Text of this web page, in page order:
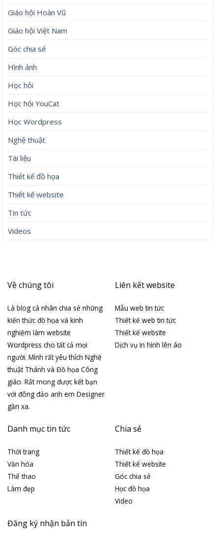
Giáo hội Hoàn Vũ
Giáo hội Việt Nam
Góc chia sẻ
Hình ảnh
Học hỏi
Học hỏi YouCat
Học Wordpress
Nghệ thuật
Tài liệu
Thiết kế đồ họa
Thiết kế website
Tin tức
Videos
Về chúng tôi
Là blog cá nhân chia sẻ những
kiến thức đồ họa và kinh
nghiệm làm website
Wordpress cho tất cả mọi
người. Mình rất yêu thích Nghệ
thuật Thánh và Đồ họa Công
giáo. Rất mong được kết bạn
với đông đảo anh em Designer
gần xa.
Liên kết website
Mẫu web tin tức
Thiết kế web tin tức
Thiết kế website
Dịch vụ In hình lên áo
Danh mục tin tức
Thời trang
Văn hóa
Thể thao
Làm đẹp
Chia sẻ
Thiết kế đồ họa
Thiết kế website
Góc chia sẻ
Học đồ họa
Video
Đăng ký nhận bản tin